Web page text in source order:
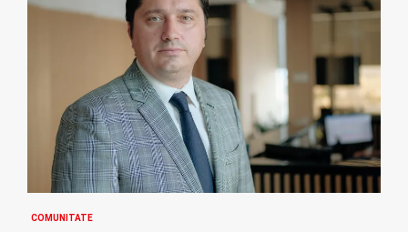
COMUNITATE